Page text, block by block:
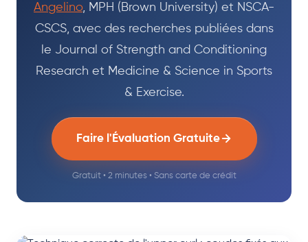
Angelino, MPH (Brown University) et NSCA-
CSCS, avec des recherches publiées dans
le Journal of Strength and Conditioning
Research et Medicine & Science in Sports
& Exercise.
Faire l'Évaluation Gratuite
Gratuit • 2 minutes • Sans carte de crédit